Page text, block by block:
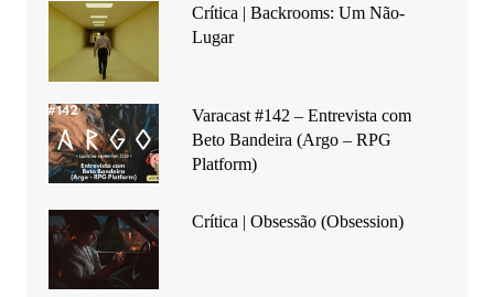
Crítica | Backrooms: Um Não-
Lugar
Varacast #142 – Entrevista com
Beto Bandeira (Argo – RPG
Platform)
Crítica | Obsessão (Obsession)